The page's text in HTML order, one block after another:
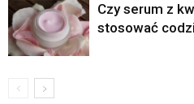
Czy serum z
stosować